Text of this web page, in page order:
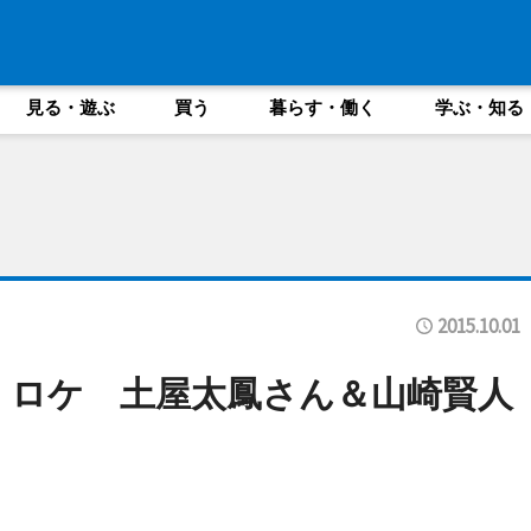
見る・遊ぶ 買う 暮らす・働く 学ぶ・知る
2015.10.01
ケ 土屋太鳳さん＆山崎賢人